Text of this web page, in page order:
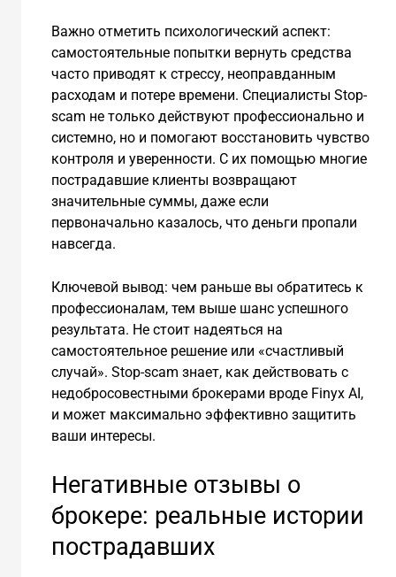
Важно отметить психологический аспект:
самостоятельные попытки вернуть средства
часто приводят к стрессу, неоправданным
расходам и потере времени. Специалисты Stop-
scam не только действуют профессионально и
системно, но и помогают восстановить чувство
контроля и уверенности. С их помощью многие
пострадавшие клиенты возвращают
значительные суммы, даже если
первоначально казалось, что деньги пропали
навсегда.
Ключевой вывод: чем раньше вы обратитесь к
профессионалам, тем выше шанс успешного
результата. Не стоит надеяться на
самостоятельное решение или «счастливый
случай». Stop-scam знает, как действовать с
недобросовестными брокерами вроде Finyx AI,
и может максимально эффективно защитить
ваши интересы.
Негативные отзывы о
брокере: реальные истории
пострадавших